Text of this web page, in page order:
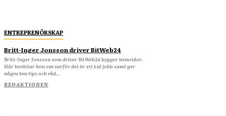
ENTREPRENÖRSKAP
Britt-Inger Jonsson driver BitWeb24
Britt-Inger Jonsson som driver BitWeb24 bygger hemsidor.
Här berättar hon om varför det är ett kul jobb samt ger
några bra tips och råd...
REDAKTIONEN